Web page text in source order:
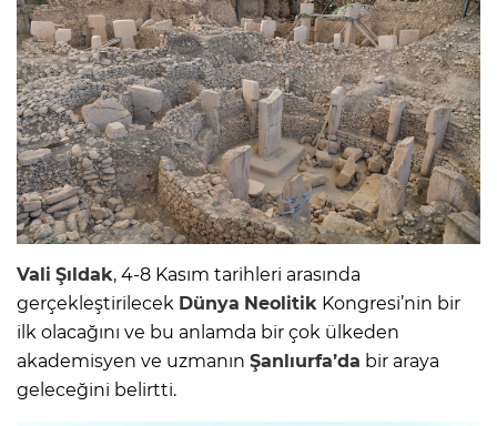
Vali Şıldak, 4-8 Kasım tarihleri arasında
gerçekleştirilecek Dünya Neolitik Kongresi’nin bir
ilk olacağını ve bu anlamda bir çok ülkeden
akademisyen ve uzmanın Şanlıurfa’da bir araya
geleceğini belirtti.